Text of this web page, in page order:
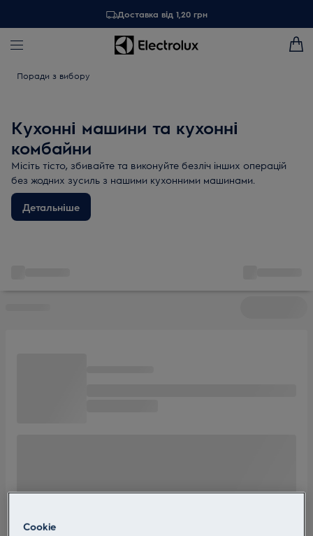
Доставка від 1,20 грн
Поради з вибору
Кухонні машини та кухонні
комбайни
Місіть тісто, збивайте та виконуйте безліч інших операцій
без жодних зусиль з нашими кухонними машинами.
Детальніше
Cookie